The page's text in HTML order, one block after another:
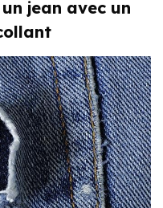
jean avec un